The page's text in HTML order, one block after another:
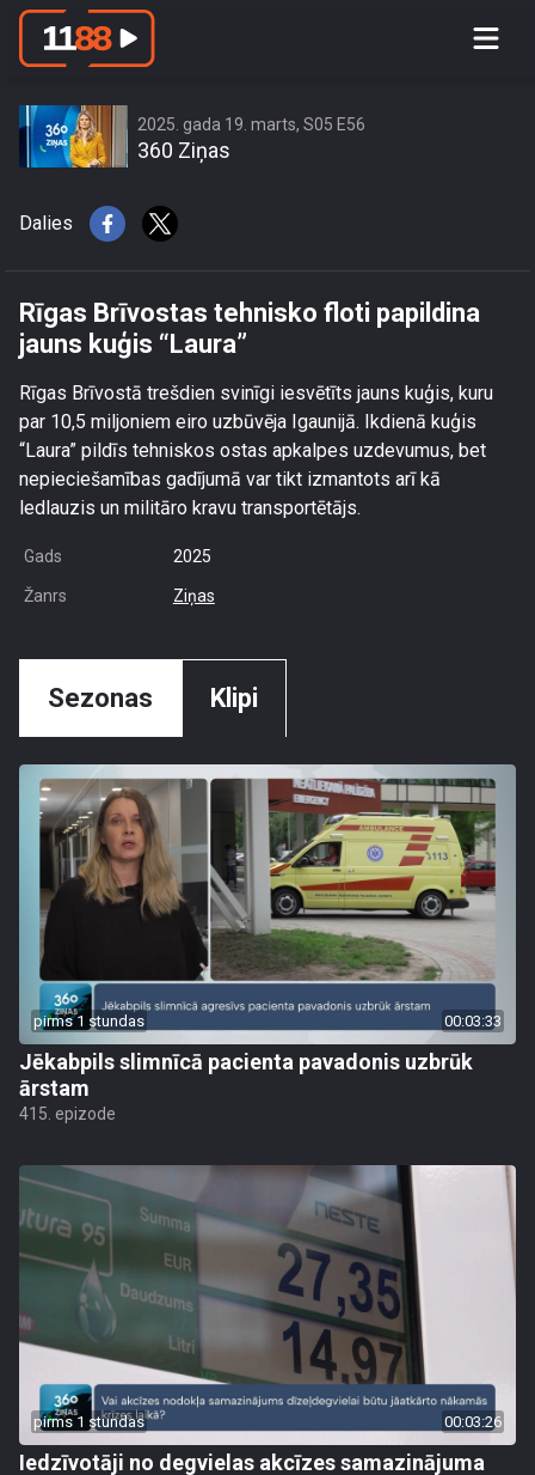
Rīgas Brīvostas tehnisko floti papildina
2025. gada 19. marts, S05 E56
360 Ziņas
Dalies
Rīgas Brīvostas tehnisko floti papildina
jauns kuģis “Laura”
Rīgas Brīvostā trešdien svinīgi iesvētīts jauns kuģis, kuru
par 10,5 miljoniem eiro uzbūvēja Igaunijā. Ikdienā kuģis
“Laura” pildīs tehniskos ostas apkalpes uzdevumus, bet
nepieciešamības gadījumā var tikt izmantots arī kā
ledlauzis un militāro kravu transportētājs.
Gads 2025
Žanrs Ziņas
Sezonas Klipi
pirms 1 stundas 00:03:33
Jēkabpils slimnīcā pacienta pavadonis uzbrūk
ārstam
415. epizode
pirms 1 stundas 00:03:26
Iedzīvotāji no degvielas akcīzes samazinājuma